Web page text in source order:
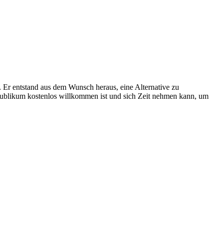
entstand aus dem Wunsch heraus, eine Alternative zu
kostenlos willkommen ist und sich Zeit nehmen kann, um